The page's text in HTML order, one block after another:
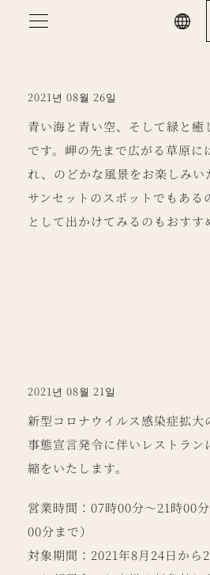
2021년 08월 26일
青い海と青い空、そして緑と癒
です。岬の先まで広がる草原に
れ、のどかな風景をお楽しみい
サンセットのスポットでもある
として出かけてみるのもおすす
2021년 08월 21일
新型コロナウイルス感染症拡大
事態宣言発令に伴いレストラン
縮をいたします。
営業時間：07時00分～21時00
00分まで）
対象期間：2021年8月24日から